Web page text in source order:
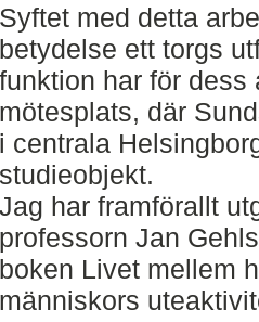
Syftet med detta
betydelse ett torgs
funktion har för dess
mötesplats, där
i centrala
studieobjekt.
Jag har framförallt
professorn Jan
boken Livet mellem
människors